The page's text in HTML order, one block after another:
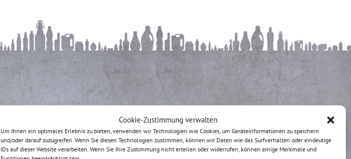
Cookie-Zustimmung verwalten
Um Ihnen ein optimales Erlebnis zu bieten, verwenden wir Technologien wie Cookies, um Geräteinformationen zu speichern
und/oder darauf zuzugreifen. Wenn Sie diesen Technologien zustimmen, können wir Daten wie das Surfverhalten oder eindeutige
IDs auf dieser Website verarbeiten. Wenn Sie Ihre Zustimmung nicht erteilen oder widerrufen, können einige Merkmale und